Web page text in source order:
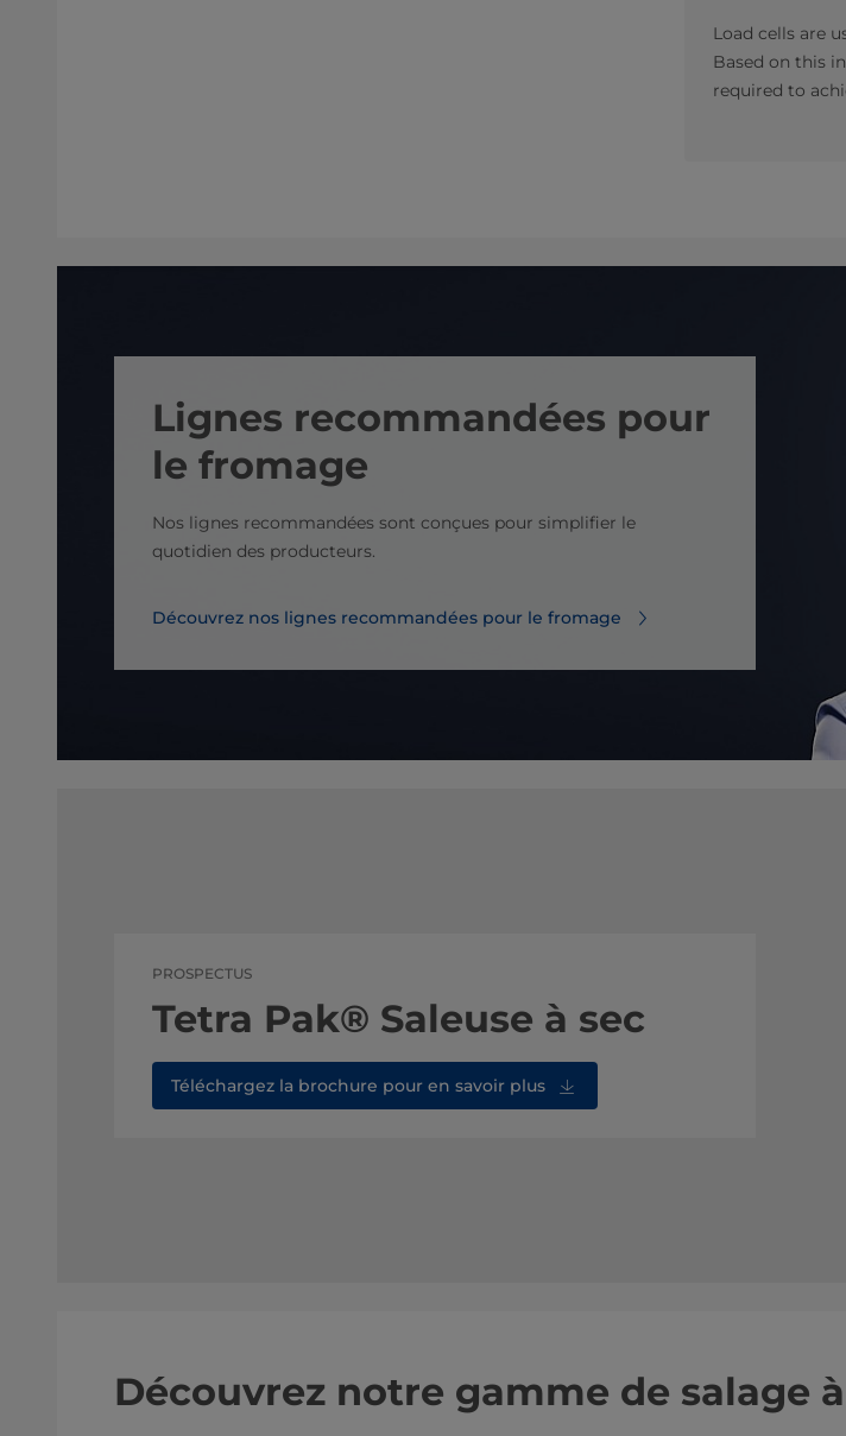
Load cells are
Based on this
required to
Lignes recommandées pour
le fromage
Nos lignes recommandées sont conçues pour simplifier le
quotidien des producteurs.
Découvrez nos lignes recommandées pour le fromage
PROSPECTUS
Tetra Pak® Saleuse à sec
Téléchargez la brochure pour en savoir plus
Découvrez notre gamme de salage